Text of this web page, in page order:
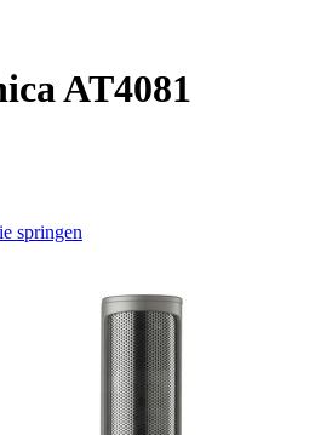
AT4081
springen